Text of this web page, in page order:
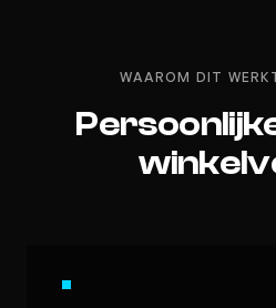
WAAROM DIT